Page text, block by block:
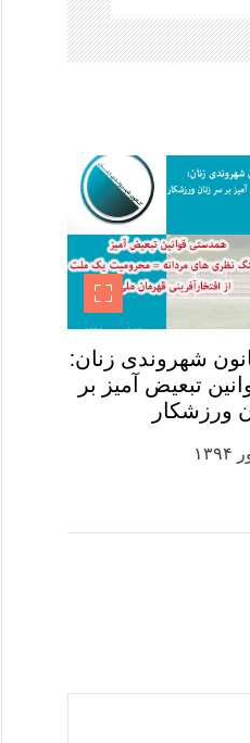
شهروندی زنان:
تبعیض آمیز بر
ورزشکار